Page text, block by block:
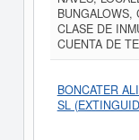
BUNGALOWS,
CLASE DE
CUENTA DE
BONCATER
SL